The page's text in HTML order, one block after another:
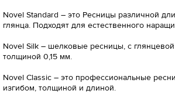
Novel Standard – это Ресницы различной
глянца. Подходят для естественного
Novel Silk – шелковые ресницы, с
толщиной 0,15 мм.
Novel Classic – это профессиональные
изгибом, толщиной и длиной.